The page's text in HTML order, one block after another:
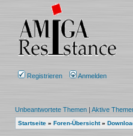
Registrieren Anmelden
Unbeantwortete Themen | Aktive
Startseite » Foren-Übersicht»